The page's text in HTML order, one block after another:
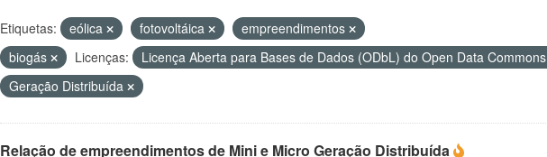
Etiquetas: eólica fotovoltáica
empreendimentos
biogás
Licenças: Licença Aberta para Bases de Dados (ODbL) do Open Data Commons
Geração Distribuída
Relação de empreendimentos de Mini e Micro Geração Distribuída